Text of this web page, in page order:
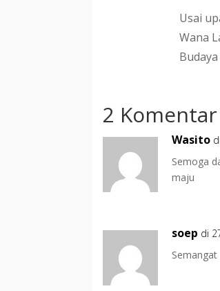
Usai
Wana
2 Komentar
Wasito
Semoga
maju
soep di